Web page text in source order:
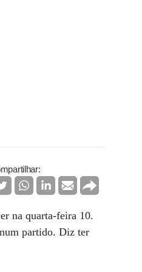
na quarta-feira 10.
partido. Diz ter